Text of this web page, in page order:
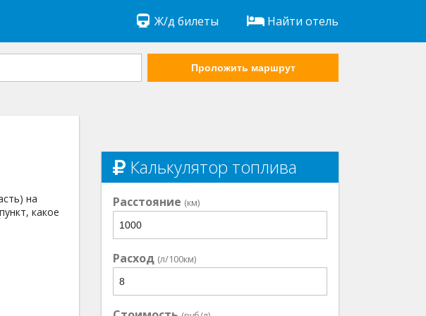
Ж/д билеты Найти отель
Проложить маршрут
на
какое
Калькулятор топлива
Расстояние (км)
Расход (л/100км)